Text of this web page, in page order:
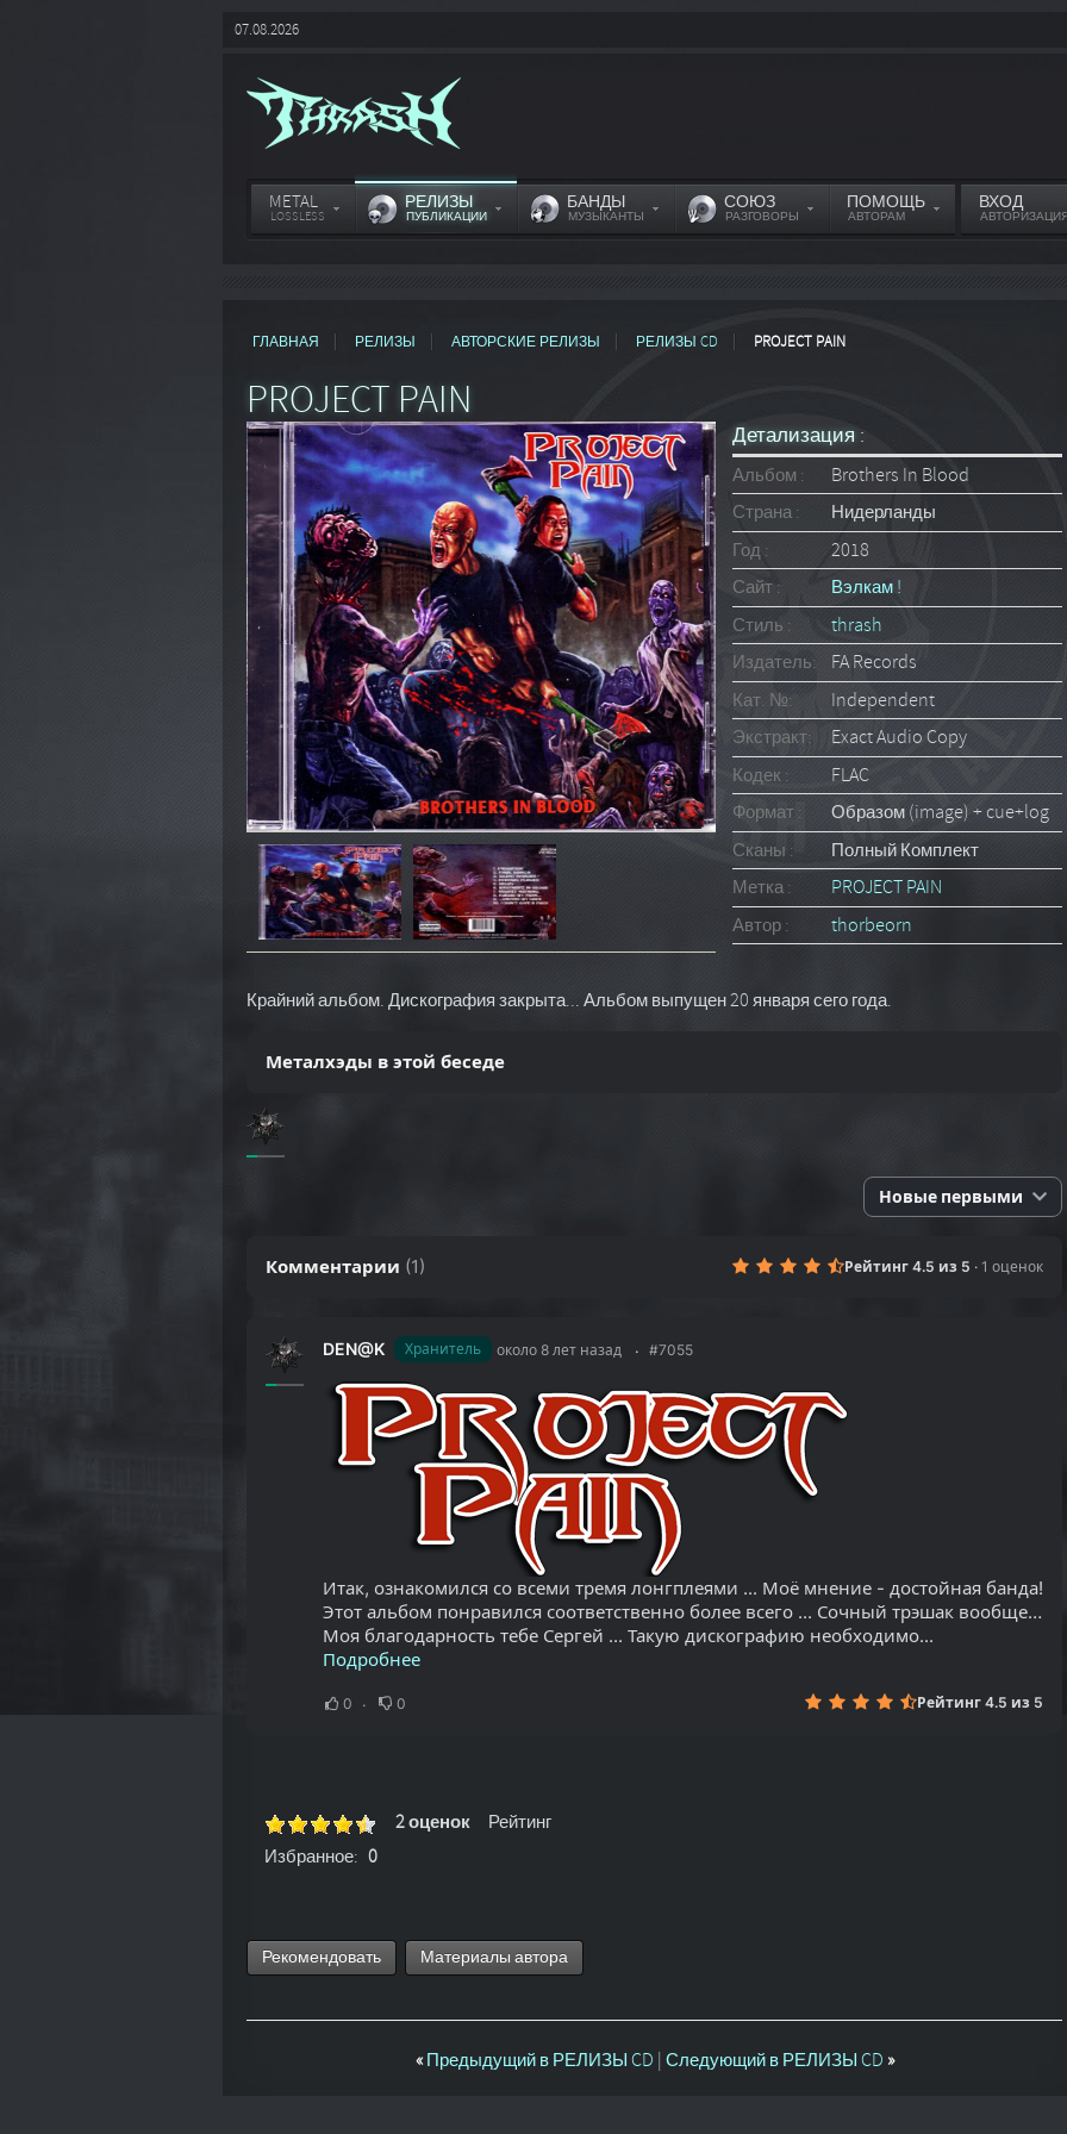
07.08.2026
METAL
LOSSLESS
РЕЛИЗЫ
ПУБЛИКАЦИИ
БАНДЫ
МУЗЫКАНТЫ
СОЮЗ
РАЗГОВОРЫ
ПОМОЩЬ
АВТОРАМ
ВХОД
ГЛАВНАЯ РЕЛИЗЫ АВТОРСКИЕ РЕЛИЗЫ РЕЛИЗЫ CD PROJECT PAIN
PROJECT PAIN
Детализация :
Альбом :
Brothers In Blood
Страна :
Нидерланды
Год :
2018
Сайт :
Вэлкам !
Стиль :
thrash
Издатель:
FA Records
Кат. №:
Independent
Экстракт:
Exact Audio Copy
Кодек :
FLAC
Формат :
Образом (image) + cue+log
Сканы :
Полный Комплект
Метка :
PROJECT PAIN
Автор :
thorbeorn
Крайний альбом. Дискография закрыта... Альбом выпущен 20 января сего года.
Металхэды в этой беседе
Новые первыми
Комментарии (1) Рейтинг 4.5 из 5 · 1 оценок
DEN@K Хранитель около 8 лет назад #7055
Итак, ознакомился со всеми тремя лонгплеями ... Моё мнение - достойная банда!
Этот альбом понравился соответственно более всего ... Сочный трэшак вообщем ...
Моя благодарность тебе Сергей ... Такую дискографию необходимо...
Подробнее
0 0 Рейтинг 4.5 из 5
Рейтинг
2 оценок
Избранное: 0
Рекомендовать Материалы автора
«Предыдущий в РЕЛИЗЫ CD Следующий в РЕЛИЗЫ CD »